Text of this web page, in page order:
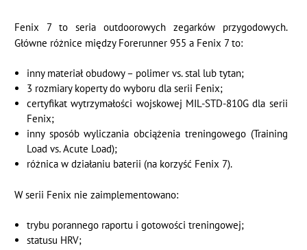
Fenix 7 to seria outdoorowych zegarków przygodowych.
Główne różnice między Forerunner 955 a Fenix 7 to:
inny materiał obudowy – polimer vs. stal lub tytan;
3 rozmiary koperty do wyboru dla serii Fenix;
certyfikat wytrzymałości wojskowej MIL-STD-810G dla serii
Fenix;
inny sposób wyliczania obciążenia treningowego (Training
Load vs. Acute Load);
różnica w działaniu baterii (na korzyść Fenix 7).
W serii Fenix nie zaimplementowano:
trybu porannego raportu i gotowości treningowej;
statusu HRV;